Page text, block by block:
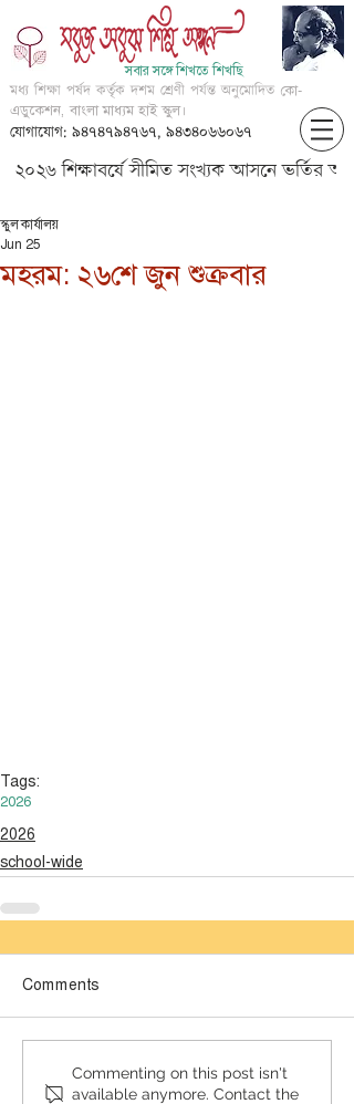
সবার সঙ্গে শিখতে শিখছি
মধ্য শিক্ষা পর্ষদ কর্তৃক দশম শ্রেণী পর্যন্ত অনুমোদিত কো-
এডুকেশন, বাংলা মাধ্যম হাই স্কুল।
যোগাযোগ: ৯৪৭৪৭৯৪৭৬৭, ৯৪৩৪০৬৬০৬৭
২০২৬ শিক্ষাবর্ষে সীমিত সংখ্যক আসনে ভর্তির
মহরম: ২৬শে জুন শুক্রবার
স্কুল কার্যালয়
Jun 25
Tags:
2026
2026
school-wide
Comments
Commenting on this post isn't
available anymore. Contact the